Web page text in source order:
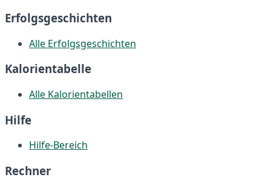
Erfolgsgeschichten
Alle Erfolgsgeschichten
Kalorientabelle
Alle Kalorientabellen
Hilfe
Hilfe-Bereich
Rechner